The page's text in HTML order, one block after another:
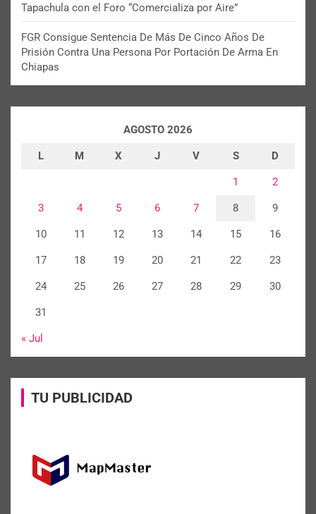
Tapachula con el Foro “Comercializa por Aire”
FGR Consigue Sentencia De Más De Cinco Años De
Prisión Contra Una Persona Por Portación De Arma En
Chiapas
AGOSTO 2026
L M X J V S D
1 2
3 4 5 6 7 8 9
10 11 12 13 14 15 16
17 18 19 20 21 22 23
24 25 26 27 28 29 30
31
« Jul
TU PUBLICIDAD